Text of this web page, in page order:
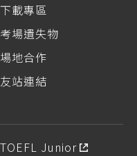
下載專區
考場遺失物
場地合作
友站連結
TOEFL Junior